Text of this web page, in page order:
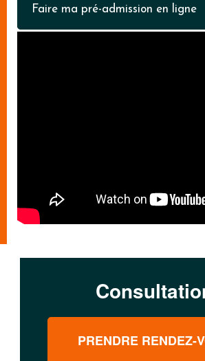
Faire ma pré-admission en ligne
PRENDRE RENDEZ-